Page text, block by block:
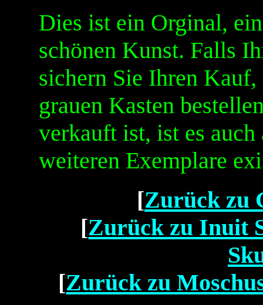
Dies ist ein Orginal,
schönen Kunst. Falls
sichern Sie Ihren
grauen Kasten
verkauft ist, ist es
weiteren Exemplare
[Zurück zu
[Zurück zu Inuit
[Zurück zu